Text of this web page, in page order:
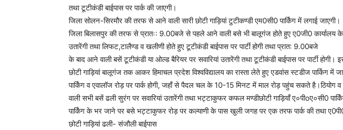
तथा टूटीकंडी बाईपास पर पार्क की जाएगी।
जिला सोलन-सिरमौर की तरफ से आने वाली सारी छोटी गाड़ियां टुटीकण्डी एम0सी0 पार्किंग में लगाई जाएगी।
जिला बिलासपुर की तरफ से प्रातः: 9.00बजे से पहले आने वाली बसे भी बालूगंज होते हुए ए0जी0 कार्यालय के
उतारेंगी तथा लिफट,टालैण्ड व खलीणी होते हुए टूटीकंडी बाईपास पर पार्टी होगी तथा प्रात: 9.00बजे
के बाद आने वाली बसें टूटीकंडी या ओल्ड बैरियर पर सवारियां उतारेंगी तथा टूटीकंडी बाईपास पर पार्टी
छोटी गाड़ियां बालूगंज तक आकर हिमाचल प्रदेश विश्वविद्यालय का रास्ता लेते हुए एडवांस स्टडीज पार्किग में
पार्किंग व एवालॉज रोड़ पर पार्क होगी, जहाँ से पैदल चल के 10-15 मिनट में माल रोड़ पहुंच सकते
वाली सभी बसें ढली सुरंग पर सवारियां उतारेंगी तथा भट्टाकुफर कफल मण्डीछोटी गाड़ियाँ ए०पीoए०सी0
पार्किंग के भर जाने पर बसे भट्टाकुफर रोड़ पर कल्याणी के पास खुली जगह पर एक तरफ पार्क की तथा
छोटी गाड़ियां ढली- संजौली बाईपास